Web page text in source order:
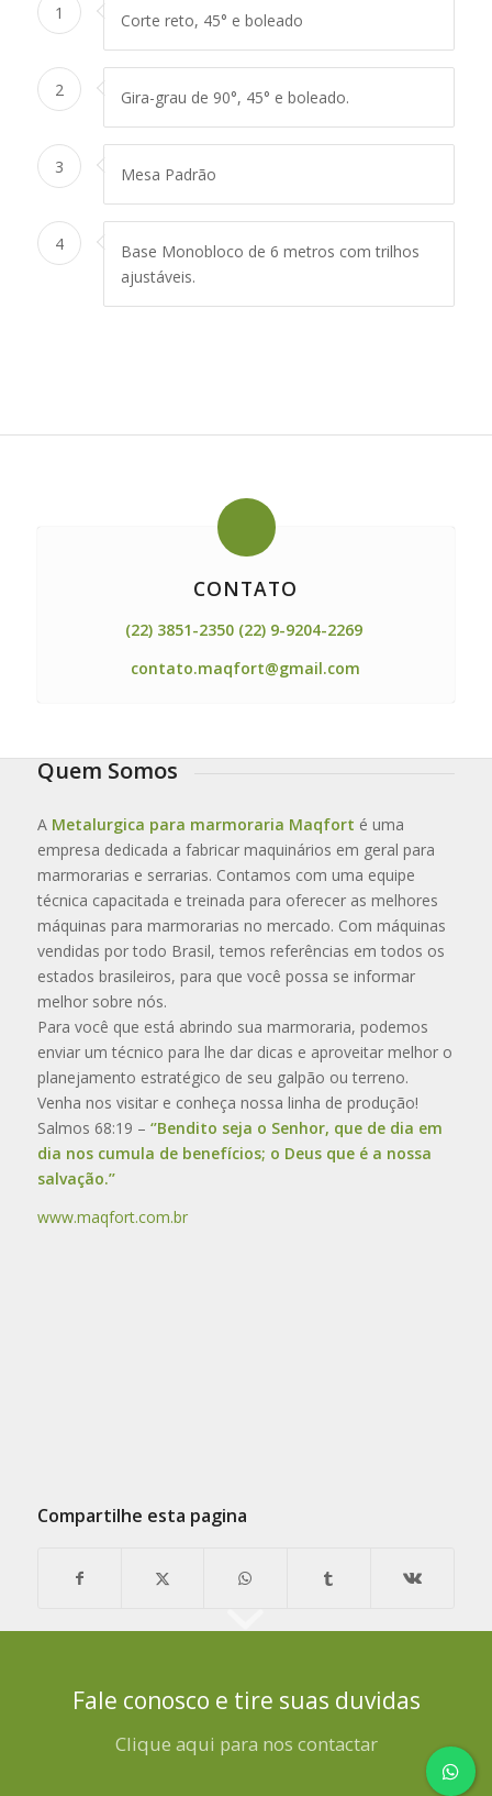
1 Corte reto, 45° e boleado
2 Gira-grau de 90°, 45° e boleado.
3 Mesa Padrão
4
Base Monobloco de 6 metros com trilhos
ajustáveis.
CONTATO
(22) 3851-2350 (22) 9-9204-2269
contato.maqfort@gmail.com
Quem Somos
A Metalurgica para marmoraria Maqfort é uma
empresa dedicada a fabricar maquinários em geral para
marmorarias e serrarias. Contamos com uma equipe
técnica capacitada e treinada para oferecer as melhores
máquinas para marmorarias no mercado. Com máquinas
vendidas por todo Brasil, temos referências em todos os
estados brasileiros, para que você possa se informar
melhor sobre nós.
Para você que está abrindo sua marmoraria, podemos
enviar um técnico para lhe dar dicas e aproveitar melhor o
planejamento estratégico de seu galpão ou terreno.
Venha nos visitar e conheça nossa linha de produção!
Salmos 68:19 – ‘’Bendito seja o Senhor, que de dia em
dia nos cumula de benefícios; o Deus que é a nossa
salvação.’’
www.maqfort.com.br
Compartilhe esta pagina
Fale conosco e tire suas duvidas
Clique aqui para nos contactar